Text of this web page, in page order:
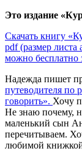
Это издание
Скачать книгу
pdf (размер
можно бесплатно
Надежда пишет
путеводителя по
говорить». Хочу
Не знаю почему,
маленький сын
перечитываем.
любимой